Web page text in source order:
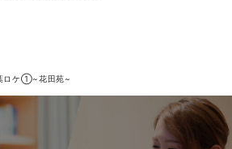
ロケ①~花田苑~